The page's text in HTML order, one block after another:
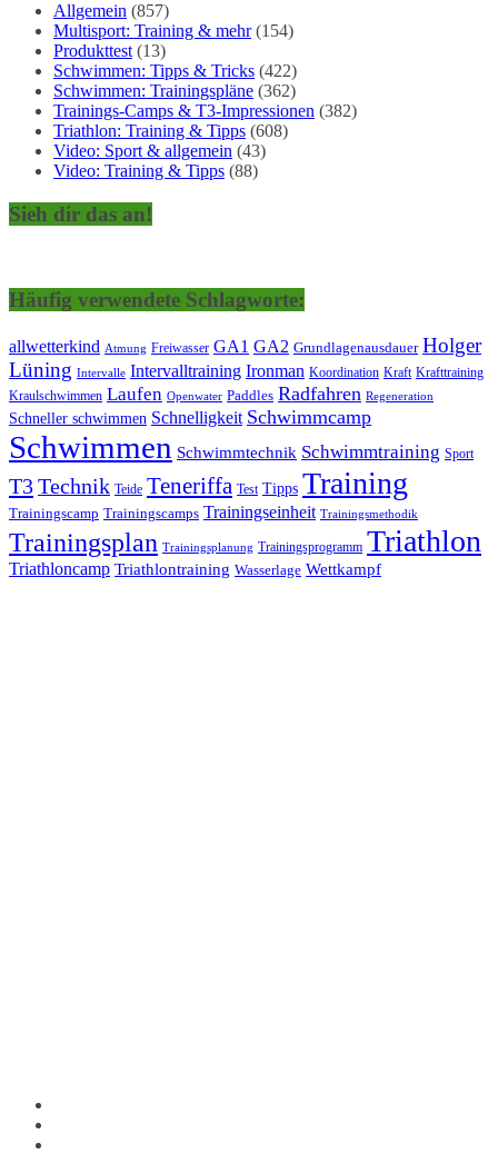
Allgemein (857)
Multisport: Training & mehr(154)
Produkttest (13)
Schwimmen: Tipps & Tricks (422)
Schwimmen: Trainingspläne (362)
Trainings-Camps & T3-Impressionen (382)
Triathlon: Training & Tipps (608)
Video: Sport & allgemein (43)
Video: Training & Tipps (88)
Sieh dir das an!
Häufig verwendete Schlagworte:
allwetterkind Atmung Freiwasser GA1 GA2 Grundlagenausdauer Holger
Lüning Intervalle Intervalltraining Ironman Koordination Kraft Krafttraining
Kraulschwimmen Laufen Openwater Paddles Radfahren Regeneration
Schneller schwimmen Schnelligkeit Schwimmcamp
Schwimmen Schwimmtechnik Schwimmtraining Sport
T3Technik Teide Teneriffa Test Tipps Training
Trainingscamp Trainingscamps Trainingseinheit Trainingsmethodik
Trainingsplan Trainingsplanung Trainingsprogramm Triathlon
Triathloncamp Triathlontraining Wasserlage Wettkampf